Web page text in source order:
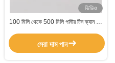
ভিডিও
100 মিলি থেকে 500 মিলি পানীয় টিন ক্যান টিন
সেরা দাম পান